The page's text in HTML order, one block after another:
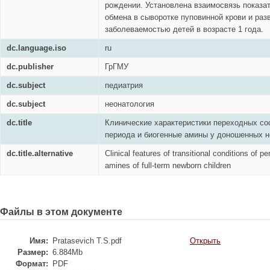
рождении. Установлена взаимосвязь
обмена в сыворотке пуповинной крови и
заболеваемостью детей в возрасте 1 года.
dc.language.iso ru
dc.publisher ГрГМУ
dc.subject педиатрия
dc.subject неонатология
dc.title
Клинические характеристики переходных
периода и биогенные амины у доношенных
dc.title.alternative
Clinical features of transitional conditions of
amines of full-term newborn children
Файлы в этом документе
Имя:
Pratasevich T.S.pdf
Размер: 6.884Mb
Формат:
PDF
Открыть